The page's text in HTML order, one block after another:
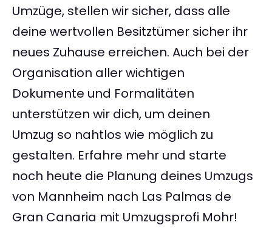
Umzüge, stellen wir sicher, dass alle
deine wertvollen Besitztümer sicher ihr
neues Zuhause erreichen. Auch bei der
Organisation aller wichtigen
Dokumente und Formalitäten
unterstützen wir dich, um deinen
Umzug so nahtlos wie möglich zu
gestalten. Erfahre mehr und starte
noch heute die Planung deines Umzugs
von Mannheim nach Las Palmas de
Gran Canaria mit Umzugsprofi Mohr!